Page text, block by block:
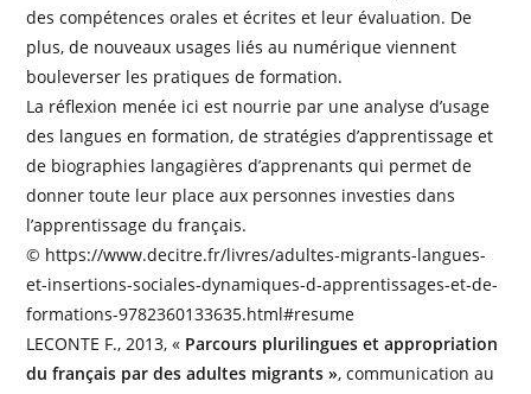
des compétences orales et écrites et leur évaluation. De
plus, de nouveaux usages liés au numérique viennent
bouleverser les pratiques de formation.
La réflexion menée ici est nourrie par une analyse d’usage
des langues en formation, de stratégies d’apprentissage et
de biographies langagières d’apprenants qui permet de
donner toute leur place aux personnes investies dans
l’apprentissage du français.
© https://www.decitre.fr/livres/adultes-migrants-langues-
et-insertions-sociales-dynamiques-d-apprentissages-et-de-
formations-9782360133635.html#resume
LECONTE F., 2013, « Parcours plurilingues et appropriation
du français par des adultes migrants », communication au